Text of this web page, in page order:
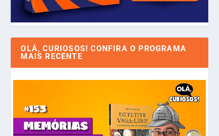
OLÁ, CURIOSOS! CONFIRA O PROGRAMA
MAIS RECENTE